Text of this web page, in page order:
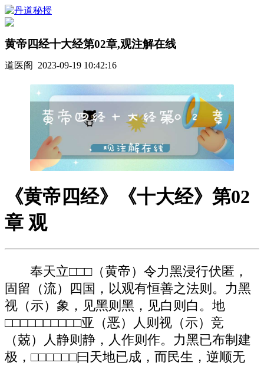
黄帝四经十大经第02章,观注解在线
道医阁 2023-09-19 10:42:16
《黄帝四经》《十大经》第02
章 观
奉天立□□□（黄帝）令力黑浸行伏匿，
固留（流）四国，以观有恒善之法则。力黑
视（示）象，见黑则黑，见白则白。地
□□□□□□□□□□亚（恶）人则视（示）竞
（兢）人静则静，人作则作。力黑已布制建
极，□□□□□□曰天地已成，而民生，逆顺无